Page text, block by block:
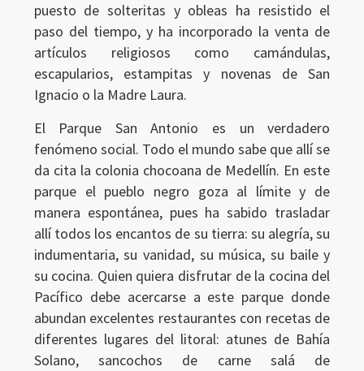
puesto de solteritas y obleas ha resistido el
paso del tiempo, y ha incorporado la venta de
artículos religiosos como camándulas,
escapularios, estampitas y novenas de San
Ignacio o la Madre Laura.
El Parque San Antonio es un verdadero
fenómeno social. Todo el mundo sabe que allí se
da cita la colonia chocoana de Medellín. En este
parque el pueblo negro goza al límite y de
manera espontánea, pues ha sabido trasladar
allí todos los encantos de su tierra: su alegría, su
indumentaria, su vanidad, su música, su baile y
su cocina. Quien quiera disfrutar de la cocina del
Pacífico debe acercarse a este parque donde
abundan excelentes restaurantes con recetas de
diferentes lugares del litoral: atunes de Bahía
Solano, sancochos de carne salá de